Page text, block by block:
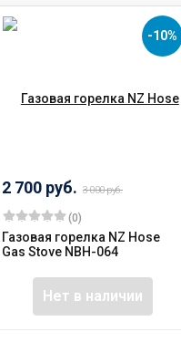
-10%
2 700 руб. 3 000 руб.
(0)
Газовая горелка NZ Hose
Gas Stove NBH-064
Нет в наличии